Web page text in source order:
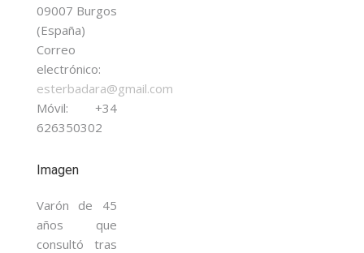
09007 Burgos
(España)
Correo
electrónico:
esterbadara@gmail.com
Móvil: +34
626350302
Imagen
Varón de 45
años que
consultó tras